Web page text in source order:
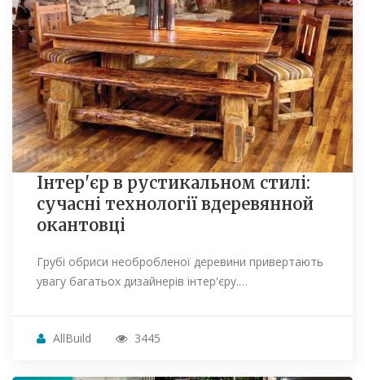
Інтер'єр в рустикальном стилі:
сучасні технології вдеревянной
окантовці
Грубі обриси необробленої деревини привертають
увагу багатьох дизайнерів інтер'єру.…
AllBuild 3445